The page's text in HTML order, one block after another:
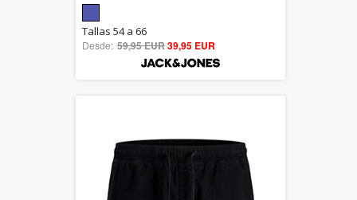
out of 5
Tallas 54 a 66
Desde: 59,95 EUR39,95 EUR